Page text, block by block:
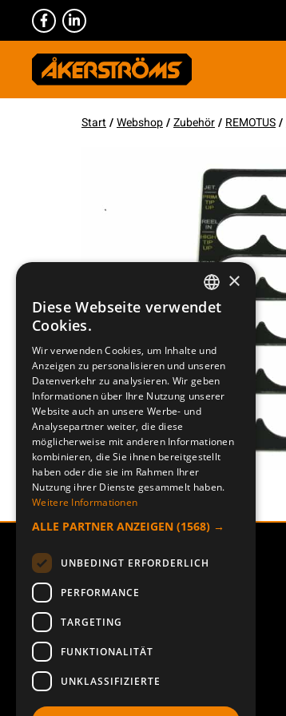
Start /Webshop/Zubehör/ REMOTUS/
SWEDISH
DEUTSCH
×
Diese Webseite verwendet
Cookies.
Wir verwenden Cookies, um Inhalte und
Anzeigen zu personalisieren und unseren
Datenverkehr zu analysieren. Wir geben
Informationen über Ihre Nutzung unserer
Website auch an unsere Werbe- und
Analysepartner weiter, die diese
möglicherweise mit anderen Informationen
kombinieren, die Sie ihnen bereitgestellt
haben oder die sie im Rahmen Ihrer
Nutzung ihrer Dienste gesammelt haben.
Weitere Informationen
ALLE PARTNER ANZEIGEN (1568) →
UNBEDINGT ERFORDERLICH
PERFORMANCE
TARGETING
FUNKTIONALITÄT
UNKLASSIFIZIERTE